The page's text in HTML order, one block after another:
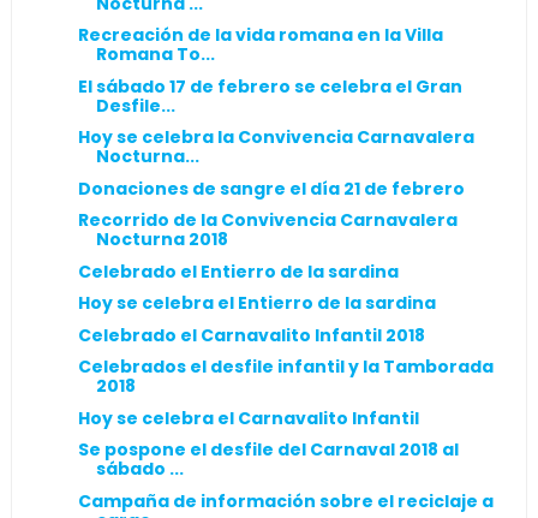
Recreación de la vida romana en la Villa
Romana To...
El sábado 17 de febrero se celebra el Gran
Desfile...
Hoy se celebra la Convivencia Carnavalera
Nocturna...
Donaciones de sangre el día 21 de febrero
Recorrido de la Convivencia Carnavalera
Nocturna 2018
Celebrado el Entierro de la sardina
Hoy se celebra el Entierro de la sardina
Celebrado el Carnavalito Infantil 2018
Celebrados el desfile infantil y la Tamborada
2018
Hoy se celebra el Carnavalito Infantil
Se pospone el desfile del Carnaval 2018 al
sábado ...
Campaña de información sobre el reciclaje a